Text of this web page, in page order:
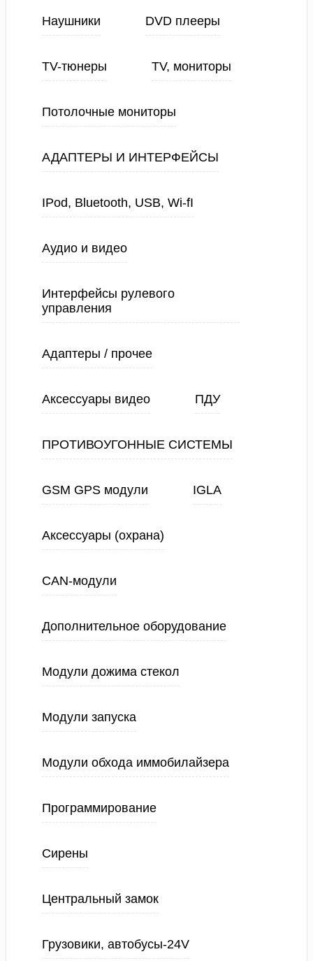
Наушники DVD плееры
TV-тюнеры TV, мониторы
Потолочные мониторы
АДАПТЕРЫ И ИНТЕРФЕЙСЫ
IPod, Bluetooth, USB, Wi-fI
Аудио и видео
Интерфейсы рулевого
управления
Адаптеры / прочее
Аксессуары видео ПДУ
ПРОТИВОУГОННЫЕ СИСТЕМЫ
GSM GPS модули IGLA
Аксессуары (охрана)
CAN-модули
Дополнительное оборудование
Модули дожима стекол
Модули запуска
Модули обхода иммобилайзера
Программирование
Сирены
Центральный замок
Грузовики, автобусы-24V